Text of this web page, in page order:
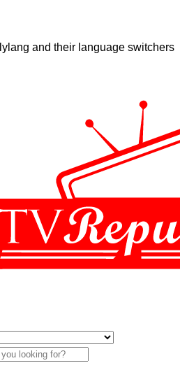
and their language switchers